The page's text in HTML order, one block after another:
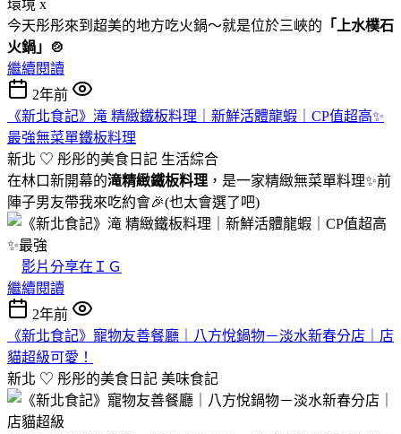
今天彤彤來到超美的地方吃火鍋～就是位於三峽的 「上水樸石
火鍋」🍲
繼續閱讀
2年前
《新北食記》滝 精緻鐵板料理｜新鮮活體龍蝦｜CP值超高✨
最強無菜單鐵板料理
新北 ♡ 彤彤的美食日記 生活綜合
在林口新開幕的滝精緻鐵板料理 ，是一家精緻無菜單料理✨前
陣子男友帶我來吃約會🎉(也太會選了吧)
影片分享在ＩＧ
繼續閱讀
2年前
《新北食記》寵物友善餐廳｜八方悅鍋物－淡水新春分店｜店
貓超級可愛！
新北 ♡ 彤彤的美食日記 美味食記